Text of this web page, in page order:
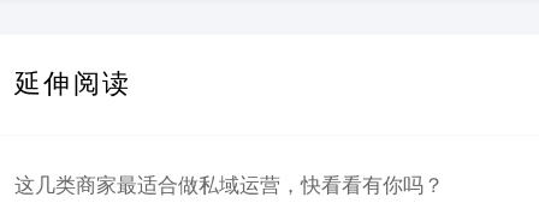
延伸阅读
这几类商家最适合做私域运营，快看看有你吗？